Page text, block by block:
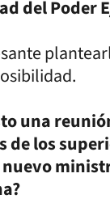
del Poder
una
de los